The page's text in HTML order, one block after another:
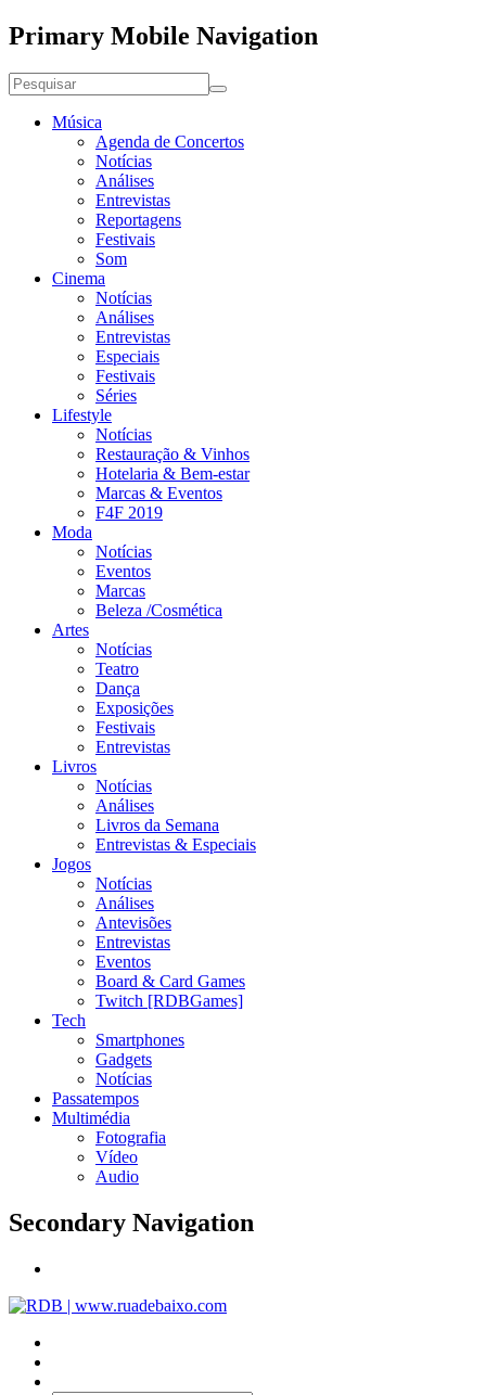
Primary Mobile Navigation
Música
Agenda de Concertos
Notícias
Análises
Entrevistas
Reportagens
Festivais
Som
Cinema
Notícias
Análises
Entrevistas
Especiais
Festivais
Séries
Lifestyle
Notícias
Restauração & Vinhos
Hotelaria & Bem-estar
Marcas & Eventos
F4F 2019
Moda
Notícias
Eventos
Marcas
Beleza /Cosmética
Artes
Notícias
Teatro
Dança
Exposições
Festivais
Entrevistas
Livros
Notícias
Análises
Livros da Semana
Entrevistas & Especiais
Jogos
Notícias
Análises
Antevisões
Entrevistas
Eventos
Board & Card Games
Twitch [RDBGames]
Tech
Smartphones
Gadgets
Notícias
Passatempos
Multimédia
Fotografia
Vídeo
Audio
Secondary Navigation